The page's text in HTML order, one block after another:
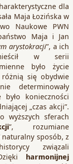
dla
Maja Łozińska w
Naukowe PWN
Maja i Jan
arystokracji”, a ich
w serii
było życie
się obydwie
nie determinowały
konieczności
„czas akcji”.
wyższych sferach
”, rozumiane
sposób, z
związali
harmonijnej